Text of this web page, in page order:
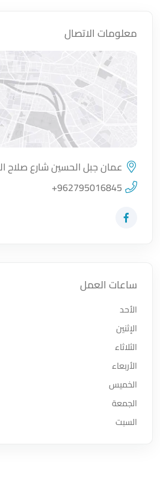
معلومات الاتصال
اضغط لتحميل الموقع
عمان جبل الحسين شارع صلاح
+962795016845
زيارة حساب المتجر على Facebook-f
ساعات العمل
الأحد
الإثنين
الثلاثاء
الأربعاء
الخميس
الجمعة
السبت